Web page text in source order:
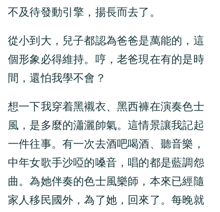
不及待發動引擎，揚長而去了。
從小到大，兒子都認為爸爸是萬能的，這
個形象必得維持。哼，老爸現在有的是時
間，還怕我學不會？
想一下我穿着黑襯衣、黑西褲在演奏色士
風，是多麼的瀟灑帥氣。這情景讓我記起
一件往事。有一次去酒吧喝酒、聽音樂，
中年女歌手沙啞的嗓音，唱的都是藍調怨
曲。為她伴奏的色士風樂師，本來已經隨
家人移民國外，為了她，回來了。每晚就